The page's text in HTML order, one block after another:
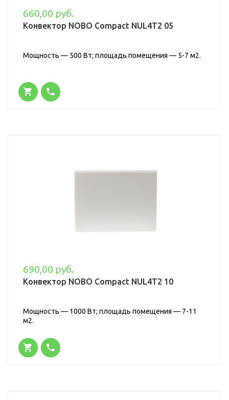
660,00 руб.
Конвектор NOBO Compact NUL4T2 05
Мощность — 500 Вт; площадь помещения — 5-7 м2.
690,00 руб.
Конвектор NOBO Compact NUL4T2 10
Мощность — 1000 Вт; площадь помещения — 7-11
м2.